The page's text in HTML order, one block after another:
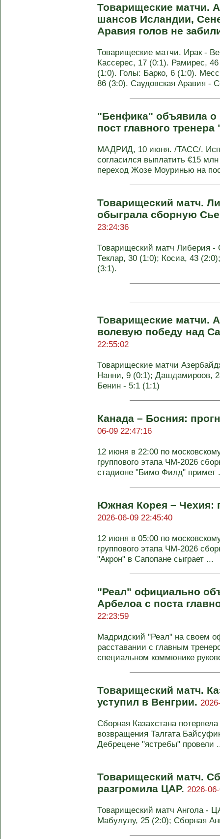
Товарищеские матчи.
шансов Исландии,
Аравия голов не
Товарищеские матчи. Ирак -
Кассерес, 17 (0:1). Рамирес,
(1:0). Голы: Барко, 6 (1:0).
86 (3:0). Саудовская Аравия -
"Бенфика" объявила
пост главного
МАДРИД, 10 июня. /ТАСС/.
согласился выплатить €15
переход Жозе Моуринью на
Товарищеский матч.
обыграла сборную
23:24:36
Товарищеский матч Либерия -
Теклар, 30 (1:0); Косиа, 43
(3:1).
Товарищеские матчи.
волевую победу над
22:55:02
Товарищеские матчи
Нанни, 9 (0:1); Дашдамироов,
Бенин - 5:1 (1:1)
Канада – Босния:
06-09 22:47:16
12 июня в 22:00 по
группового этапа ЧМ-2026
стадионе "Бимо Филд" примет
Южная Корея – Чехия:
2026-06-09 22:45:40
12 июня в 05:00 по
группового этапа ЧМ-2026
"Акрон" в Сапопане сыграет ...
"Реал" официально
Арбелоа с поста
22:23:59
Мадридский "Реал" на своем
расставании с главным
специальном коммюнике
Товарищеский матч.
уступил в Венгрии.
Сборная Казахстана
возвращения Талгата
Дебрецене "ястребы" провели
Товарищеский матч.
разгромила ЦАР. 2026-
Товарищеский матч Ангола -
Мабулулу, 25 (2:0); Сборная